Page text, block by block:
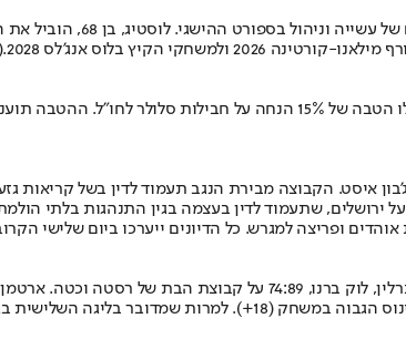
מנכ"ל הוועד האולימפי בישראל, גילי
הפועל תל אביב בכדורסל ופרטנר חתמו על הסכם חסות לקראת העונה הקרובה. כחלק מההסכם, אוהדי
הקבוצה מבירת הנגב תעמוד לדין בשל קריאות
ירושלים, שתעמוד לדין בעצמה בגין התנהגות בלתי
ופריצה למגרש. כל הדיונים ייערכו ביום שלישי
צפו במשחק 2,178 אוהדים.